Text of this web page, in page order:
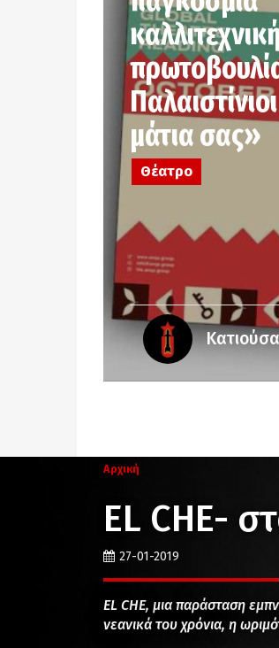
μάτια σας»
Θέατρο
Κατιούσα
Αρχική
EL CHE-
27-01-2019
EL CΗΕ, μια παράσταση
νεανικά του χρόνια, η